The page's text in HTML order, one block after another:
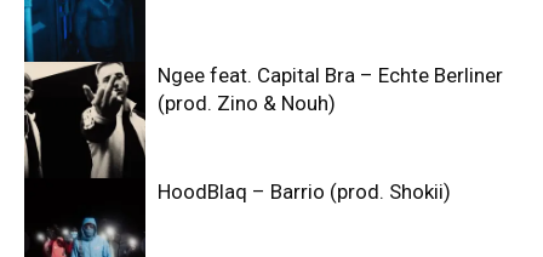
Ngee feat. Capital Bra – Echte Berliner
(prod. Zino & Nouh)
HoodBlaq – Barrio (prod. Shokii)